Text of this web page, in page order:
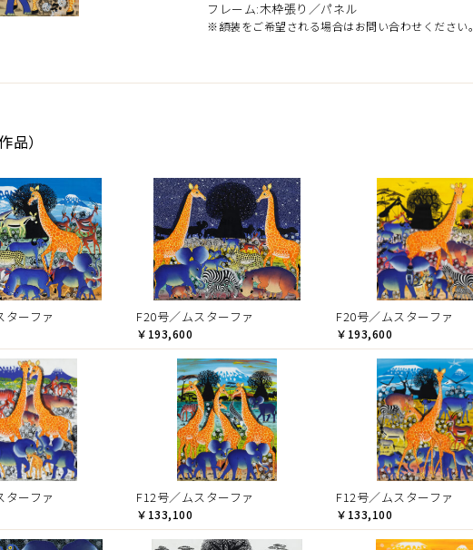
フレーム:木枠張り／パネル
※額装をご希望される場合はお問い合わせください。
）
ターファ F20号／ムスターファ
￥193,600
F20号／ムスターファ
￥193,600
ターファ F12号／ムスターファ
￥133,100
F12号／ムスターファ
￥133,100